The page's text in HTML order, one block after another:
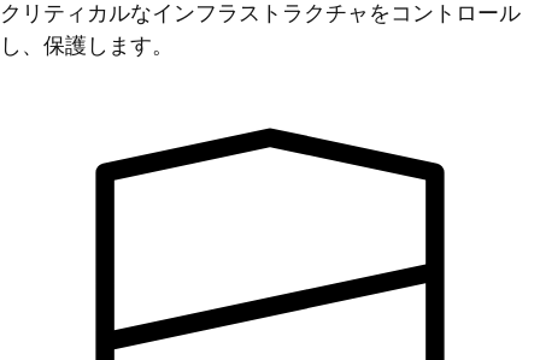
クリティカルなインフラストラクチャをコントロール
し、保護します。